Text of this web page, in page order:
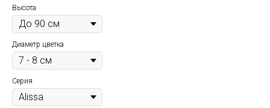
Высота
Диаметр цветка
Серия